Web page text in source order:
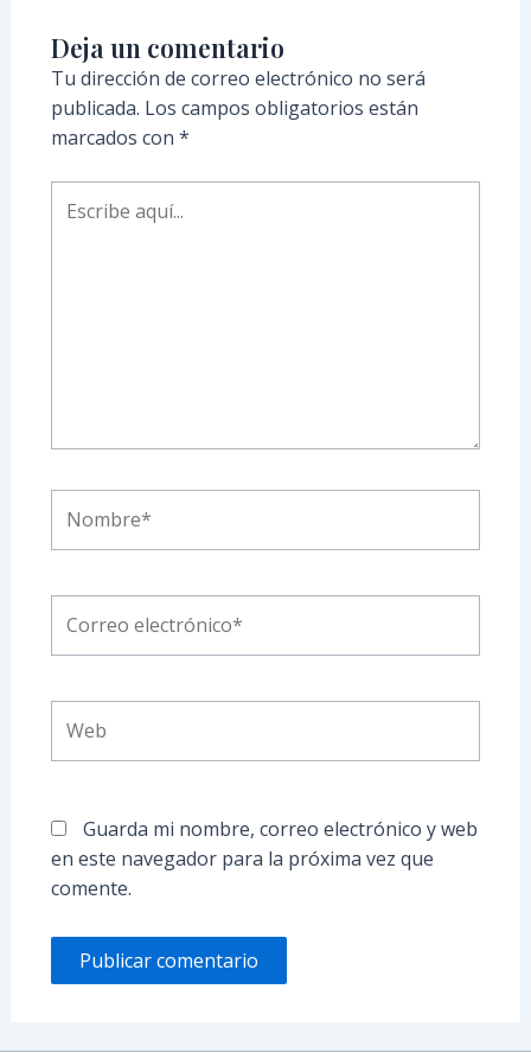
Deja un comentario
Tu dirección de correo electrónico no será
publicada. Los campos obligatorios están
marcados con *
aquí...
electrónico*
Guarda mi nombre, correo electrónico y web
en este navegador para la próxima vez que
comente.